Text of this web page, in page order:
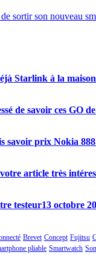
sortir son nouveau
Starlink à la
de savoir ces GO
savoir prix Nokia 888
article très
testeur13 octobre
Brevet Concept Fujitsu
pliable Smartwatch